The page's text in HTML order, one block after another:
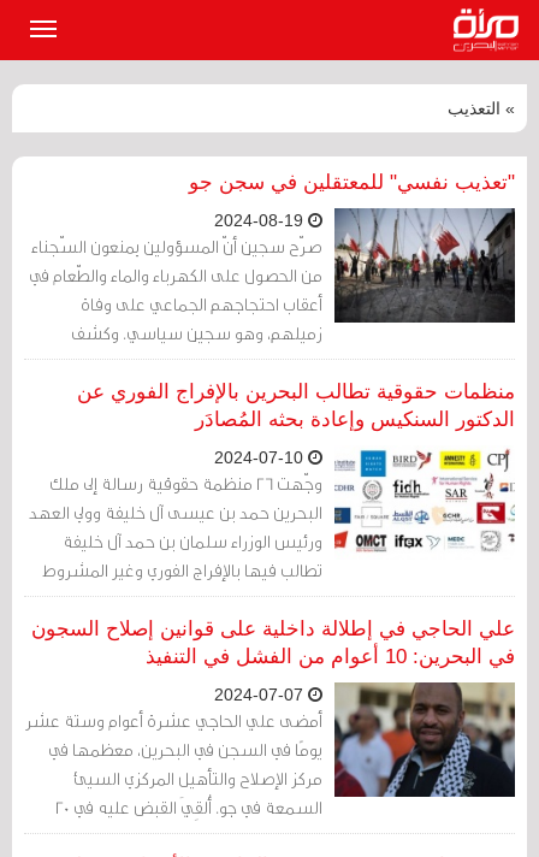
» التعذيب
"تعذيب نفسي" للمعتقلين في سجن جو
صرّح سجين أنّ المسؤولين يمنعون السّجناء
من الحصول على الكهرباء والماء والطّعام في
أعقاب احتجاجهم الجماعي على وفاة
زميلهم، وهو سجين سياسي. وكشف
معتقل في سجن جو في البحرين في تسجيل
صوتي حصل عليه موقع ميدل إيست آي عن
الظّروف القاسية في المنشأة، بما في ذلك
الظّروف التي ترقى إلى "التّعذيب النّفسي".
منظمات حقوقية تطالب البحرين بالإفراج الفوري عن
الدكتور السنكيس وإعادة بحثه المُصادَر
وجّهت 26 منظمة حقوقية رسالة إلى ملك
البحرين حمد بن عيسى آل خليفة وولي العهد
ورئيس الوزراء سلمان بن حمد آل خليفة
تطالب فيها بالإفراج الفوري وغير المشروط
تطالب فيها بالإفراج الفوري وغير المشروط
عن الأكاديمي والمدوّن والمدافع عن حقوق
الإنسان الدكتور عبد الجليل السنكيس، الذي
يخوض إضرابًا عن الطّعام منذ أكثر من ثلاثة
أعوام.
علي الحاجي في إطلالة داخلية على قوانين إصلاح السجون
في البحرين: 10 أعوام من الفشل في التنفيذ
أمضى علي الحاجي عشرة أعوام وستة عشر
يومًا في السجن في البحرين، معظمها في
مركز الإصلاح والتأهيل المركزي السيئ
السمعة في جو. أُلقِيَ القبض عليه في 20
مايو/أيار 2013، وتعرّض للتّعذيب الوحشي،